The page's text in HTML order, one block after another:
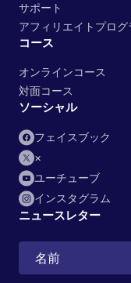
サポート
アフィリエイトプログ
コース
オンラインコース
対面コース
ソーシャル
フェイスブック
×
ユーチューブ
インスタグラム
ニュースレター